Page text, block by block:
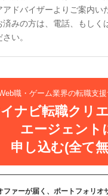
アドバイザーよりご案内い
済みの方は、電話、もしく
い。
職・ゲーム業界の転職支
ナビ転職クリ
エージェント
申し込む(全て
ファーが届く、ポートフォリオ